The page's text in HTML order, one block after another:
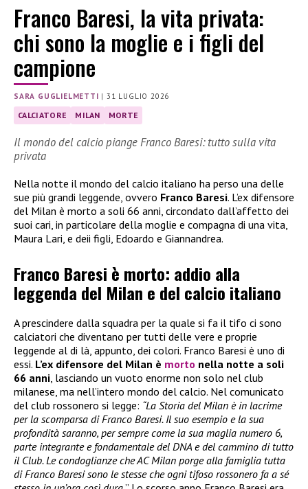
Franco Baresi, la vita privata:
chi sono la moglie e i figli del
campione
SARA GUGLIELMETTI |31 LUGLIO 2026
CALCIATORE MILAN MORTE
Il mondo del calcio piange Franco Baresi: tutto sulla vita
privata
Nella notte il mondo del calcio italiano ha perso una delle
sue più grandi leggende, ovvero Franco Baresi. L’ex difensore
del Milan è morto a soli 66 anni, circondato dall’affetto dei
suoi cari, in particolare della moglie e compagna di una vita,
Maura Lari, e deii figli, Edoardo e Giannandrea.
Franco Baresi è morto: addio alla
leggenda del Milan e del calcio italiano
A prescindere dalla squadra per la quale si fa il tifo ci sono
calciatori che diventano per tutti delle vere e proprie
leggende al di là, appunto, dei colori. Franco Baresi è uno di
essi. L’ex difensore del Milan è morto nella notte a soli
66 anni , lasciando un vuoto enorme non solo nel club
milanese, ma nell’intero mondo del calcio. Nel comunicato
del club rossonero si legge: “La Storia del Milan è in lacrime
per la scomparsa di Franco Baresi. Il suo esempio e la sua
profondità saranno, per sempre come la sua maglia numero 6,
parte integrante e fondamentale del DNA e del cammino di tutto
il Club. Le condoglianze che AC Milan porge alla famiglia tutta
di Franco Baresi sono le stesse che ogni tifoso rossonero fa a sé